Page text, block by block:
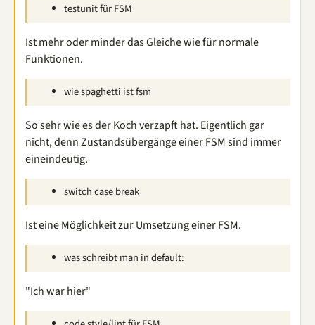
testunit für FSM
Ist mehr oder minder das Gleiche wie für normale
Funktionen.
wie spaghetti ist fsm
So sehr wie es der Koch verzapft hat. Eigentlich gar
nicht, denn Zustandsübergänge einer FSM sind immer
eineindeutig.
switch case break
Ist eine Möglichkeit zur Umsetzung einer FSM.
was schreibt man in default:
"Ich war hier"